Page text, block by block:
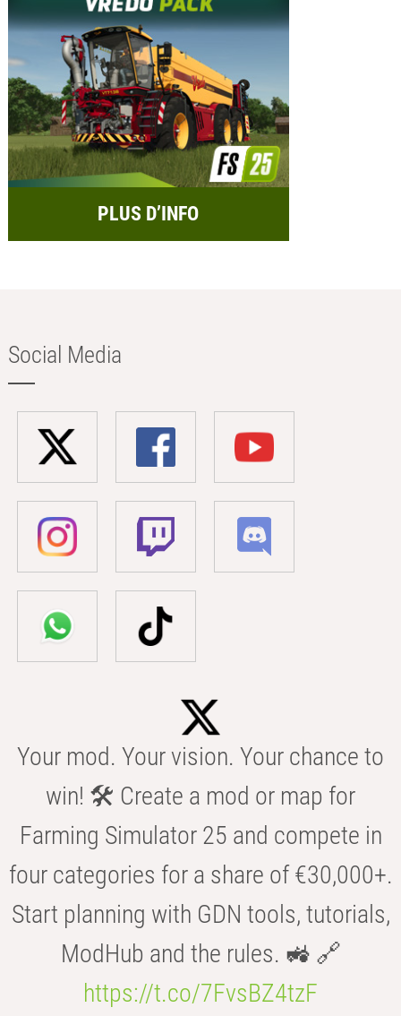
PLUS D’INFO
Social Media
Your mod. Your vision. Your chance to
win! 🛠️ Create a mod or map for
Farming Simulator 25 and compete in
four categories for a share of €30,000+.
Start planning with GDN tools, tutorials,
ModHub and the rules. 🚜 🔗
https://t.co/7FvsBZ4tzF